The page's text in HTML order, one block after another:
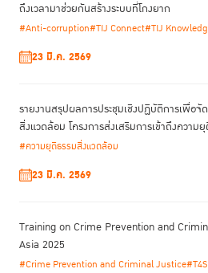
ถึงเวลามาช่วยกันสร้างระบบที่โกงยาก
#Anti-corruption#TIJ Connect#TIJ
23 มี.ค. 2569
รายงานสรุปผลการประชุมเชิงปฏิบัติการเพื่อ
สิ่งแวดล้อม โครงการส่งเสริมการเข้าถึงความ
#ความยุติธรรมสิ่งแวดล้อม
23 มี.ค. 2569
Training on Crime Prevention and
Asia 2025
#Crime Prevention and Criminal Justice